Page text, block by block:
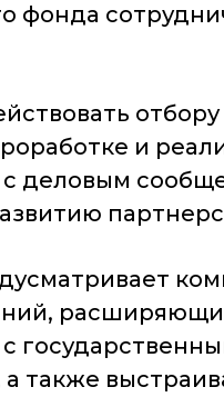
фонда
и
деловым
также